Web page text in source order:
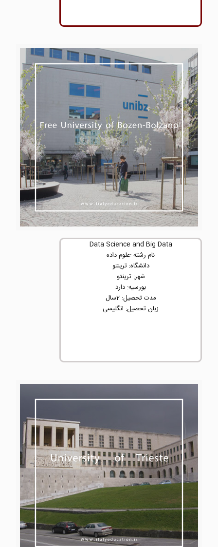
Data Science and Big Data
نام رشته :علوم داده
دانشگاه: ترینتو
شهر: ترینتو
بورسیه: دارد
مدت تحصیل: 2سال
زبان تحصیل: انگلیسی